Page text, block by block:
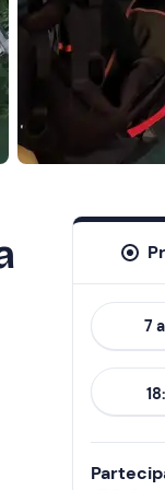
forward
to
interact
with